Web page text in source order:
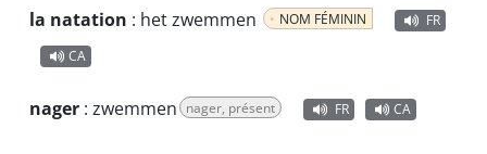
la natation : het zwemmen NOM FÉMININ
FR
CA
nager : zwemmen nager, présent FR CA